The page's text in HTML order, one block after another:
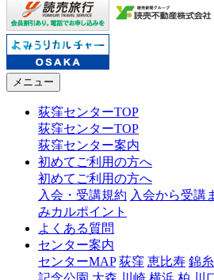
メニュー
荻窪センターTOP
荻窪センターTOP
荻窪センター案内
初めてご利用の方へ
初めてご利用の方へ
入会・受講規約 入会から受講
みカルポイント
よくある質問
センター案内
センターMAP 荻窪 恵比寿 錦